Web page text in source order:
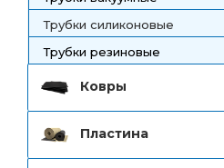
Трубки силиконовые
Трубки резиновые
Ковры
Пластина